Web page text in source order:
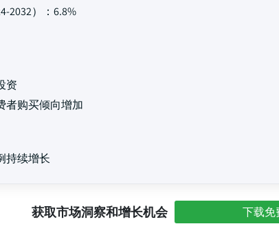
2032）：6.8%
资
者购买倾向增加
持续增长
获取市场洞察和增长机会 下载免